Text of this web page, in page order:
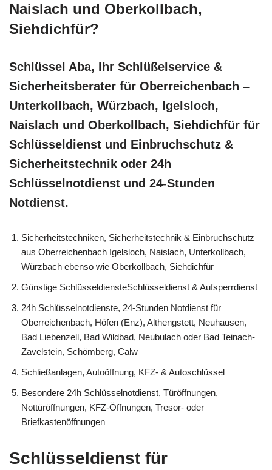
Naislach und Oberkollbach,
Siehdichfür?
Schlüssel Aba, Ihr Schlüßelservice &
Sicherheitsberater für Oberreichenbach –
Unterkollbach, Würzbach, Igelsloch,
Naislach und Oberkollbach, Siehdichfür für
Schlüsseldienst und Einbruchschutz &
Sicherheitstechnik oder 24h
Schlüsselnotdienst und 24-Stunden
Notdienst.
Sicherheitstechniken, Sicherheitstechnik & Einbruchschutz
aus Oberreichenbach Igelsloch, Naislach, Unterkollbach,
Würzbach ebenso wie Oberkollbach, Siehdichfür
Günstige SchlüsseldiensteSchlüsseldienst & Aufsperrdienst
24h Schlüsselnotdienste, 24-Stunden Notdienst für
Oberreichenbach, Höfen (Enz), Althengstett, Neuhausen,
Bad Liebenzell, Bad Wildbad, Neubulach oder Bad Teinach-
Zavelstein, Schömberg, Calw
Schließanlagen, Autoöffnung, KFZ- & Autoschlüssel
Besondere 24h Schlüsselnotdienst, Türöffnungen,
Nottüröffnungen, KFZ-Öffnungen, Tresor- oder
Briefkastenöffnungen
Schlüsseldienst für